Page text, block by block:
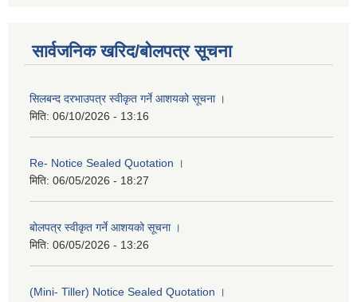
सार्वजनिक खरिद/बोलपत्र सूचना
सिलबन्द दरभाउपत्र स्वीकृत गर्ने आशयको सूचना ।
मिति: 06/10/2026 - 13:16
Re- Notice Sealed Quotation ।
मिति: 06/05/2026 - 18:27
बोलपत्र स्वीकृत गर्ने आशयको सूचना ।
मिति: 06/05/2026 - 13:26
(Mini- Tiller) Notice Sealed Quotation ।